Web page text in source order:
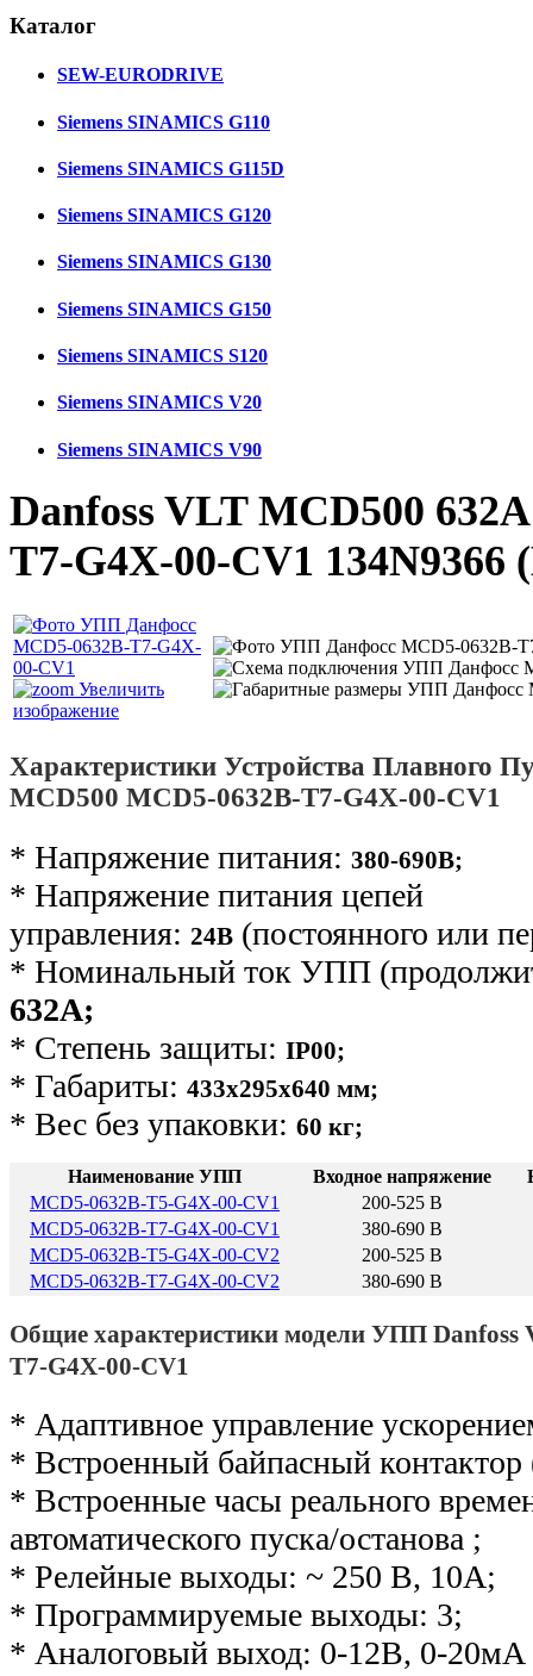
Каталог
SEW-EURODRIVE
Siemens SINAMICS G110
Siemens SINAMICS G115D
Siemens SINAMICS G120
Siemens SINAMICS G130
Siemens SINAMICS G150
Siemens SINAMICS S120
Siemens SINAMICS V20
Siemens SINAMICS V90
Danfoss VLT MCD500
T7-G4X-00-CV1 134N9366
Увеличить
изображение
Характеристики Устройства Плавного
MCD500 MCD5-0632B-T7-G4X-00-CV1
* Напряжение питания: 380-690В;
* Напряжение питания цепей
управления: 24В (постоянного или
* Номинальный ток УПП
632А;
* Степень защиты: IP00;
* Габариты: 433х295х640 мм;
* Вес без упаковки: 60 кг;
Наименование УПП Входное напряжение
MCD5-0632B-T5-G4X-00-CV1
200-525 В
MCD5-0632B-T7-G4X-00-CV1
380-690 В
MCD5-0632B-T5-G4X-00-CV2
200-525 В
MCD5-0632B-T7-G4X-00-CV2
380-690 В
Общие характеристики модели УПП Danfoss
T7-G4X-00-CV1
* Адаптивное управление
* Встроенный байпасный
* Встроенные часы реального
автоматического пуска/останова ;
* Релейные выходы: ~ 250 В, 10А;
* Программируемые выходы: 3;
* Аналоговый выход: 0-12В, 0-20мА